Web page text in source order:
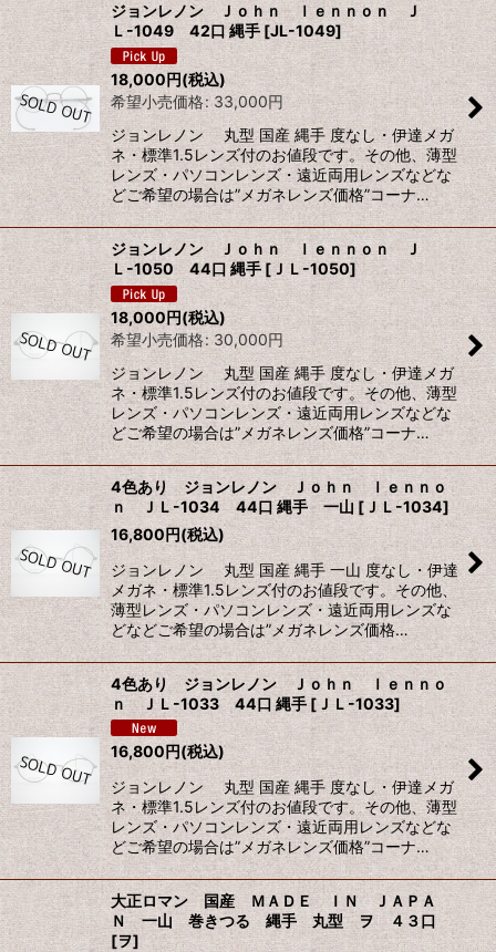
ジョンレノン Ｊｏｈｎ ｌｅｎｎｏｎ Ｊ
Ｌ-1049 42口 縄手 [JL-1049]
18,000円(税込)
希望小売価格: 33,000円
ジョンレノン 丸型 国産 縄手 度なし・伊達メガ
ネ・標準1.5レンズ付のお値段です。その他、薄型
レンズ・パソコンレンズ・遠近両用レンズなどな
どご希望の場合は”メガネレンズ価格”コーナ…
ジョンレノン Ｊｏｈｎ ｌｅｎｎｏｎ Ｊ
Ｌ-1050 44口 縄手[ＪＬ-1050]
18,000円(税込)
希望小売価格: 30,000円
ジョンレノン 丸型 国産 縄手 度なし・伊達メガ
ネ・標準1.5レンズ付のお値段です。その他、薄型
レンズ・パソコンレンズ・遠近両用レンズなどな
どご希望の場合は”メガネレンズ価格”コーナ…
4色あり ジョンレノン Ｊｏｈｎ ｌｅｎｎｏ
ｎ ＪＬ-1034 44口 縄手 一山 [ ＪＬ-1034]
16,800円(税込)
ジョンレノン 丸型 国産 縄手 一山 度なし・伊達
メガネ・標準1.5レンズ付のお値段です。その他、
薄型レンズ・パソコンレンズ・遠近両用レンズな
どなどご希望の場合は”メガネレンズ価格…
4色あり ジョンレノン Ｊｏｈｎ ｌｅｎｎｏ
ｎ ＪＬ-1033 44口 縄手 [ ＪＬ-1033]
16,800円(税込)
ジョンレノン 丸型 国産 縄手 度なし・伊達メガ
ネ・標準1.5レンズ付のお値段です。その他、薄型
レンズ・パソコンレンズ・遠近両用レンズなどな
どご希望の場合は”メガネレンズ価格”コーナ…
大正ロマン 国産 ＭＡＤＥ ＩＮ ＪＡＰＡ
Ｎ 一山 巻きつる 縄手 丸型 ヲ ４３口
[ヲ]